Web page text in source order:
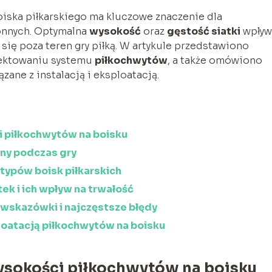
piłkarskiego ma kluczowe znaczenie dla
Optymalna wysokośćoraz gęstość siatki
poza teren gry piłką. W artykule przedstawiono
systemu piłkochwytów, a także omówiono
z instalacją i eksploatacją.
na boisku
podczas gry
boisk piłkarskich
i ich wpływ na trwałość
i najczęstsze błędy
piłkochwytów na boisku